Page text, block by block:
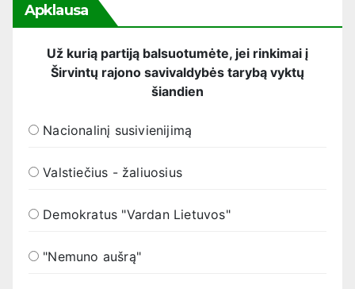
Apklausa
Už kurią partiją balsuotumėte, jei rinkimai į
Širvintų rajono savivaldybės tarybą vyktų
šiandien
Nacionalinį susivienijimą
Valstiečius - žaliuosius
Demokratus "Vardan Lietuvos"
"Nemuno aušrą"